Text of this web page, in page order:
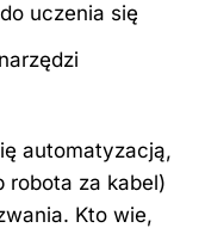
uczenia się
automatyzacją,
robota za kabel)
Kto wie,